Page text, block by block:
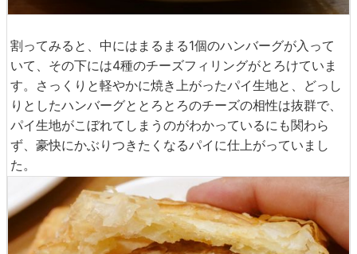
割ってみると、中にはまるまる1個のハンバーグが入って
いて、その下には4種のチーズフィリングがとろけていま
す。さっくりと軽やかに焼き上がったパイ生地と、どっし
りとしたハンバーグととろとろのチーズの相性は抜群で、
パイ生地がこぼれてしまうのがわかっているにも関わら
ず、豪快にかぶりつきたくなるパイに仕上がっていまし
た。